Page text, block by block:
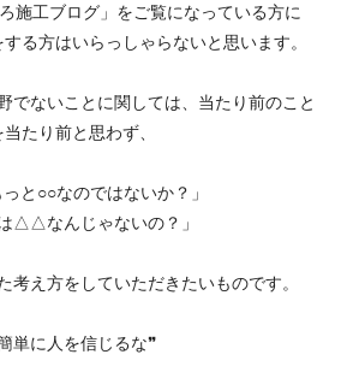
施工ブログ」をご覧になっている方に
る方はいらっしゃらないと思います。
でないことに関しては、当たり前のこと
当たり前と思わず、
っと○○なのではないか？」
は△△なんじゃないの？」
考え方をしていただきたいものです。
単に人を信じるな❞